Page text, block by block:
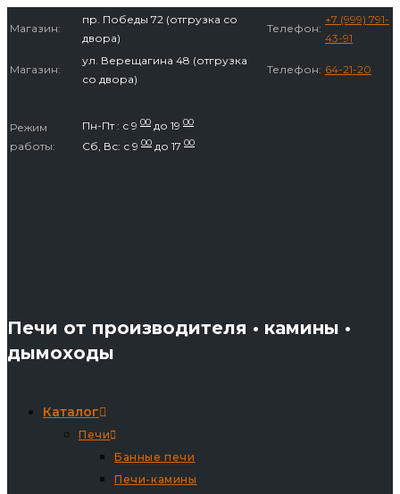
содержимому
Магазин:
пр. Победы 72 (отгрузка со
двора)
Телефон:
+7 (999) 791-
43-91
Магазин:
ул. Верещагина 48 (отгрузка
со двора)
Телефон: 64-21-20
Режим
работы:
Пн-Пт : с 9 00 до 19 00
Сб, Вс: с 9 00 до 17 00
Печи от производителя • камины •
дымоходы
Каталог
Печи
Банные печи
Печи-камины